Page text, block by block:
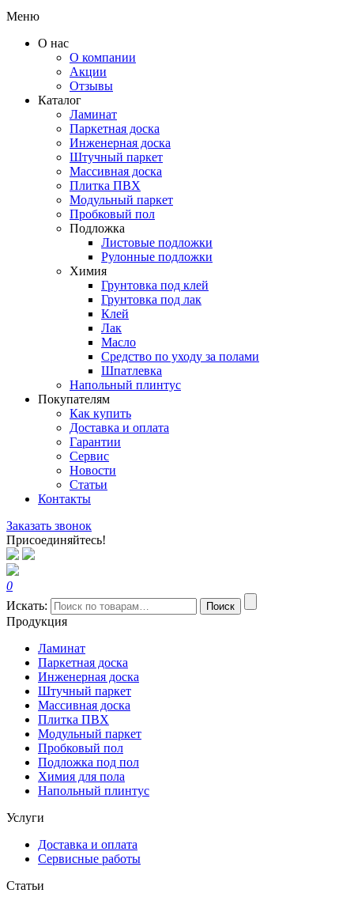
Меню
О нас
О компании
Акции
Отзывы
Каталог
Ламинат
Паркетная доска
Инженерная доска
Штучный паркет
Массивная доска
Плитка ПВХ
Модульный паркет
Пробковый пол
Подложка
Листовые подложки
Рулонные подложки
Химия
Грунтовка под клей
Грунтовка под лак
Клей
Лак
Масло
Средство по уходу за полами
Шпатлевка
Напольный плинтус
Покупателям
Как купить
Доставка и оплата
Гарантии
Сервис
Новости
Статьи
Контакты
Заказать звонок
Присоединяйтесь!
0
Искать:
Поиск
Продукция
Ламинат
Паркетная доска
Инженерная доска
Штучный паркет
Массивная доска
Плитка ПВХ
Модульный паркет
Пробковый пол
Подложка под пол
Химия для пола
Напольный плинтус
Услуги
Доставка и оплата
Сервисные работы
Статьи